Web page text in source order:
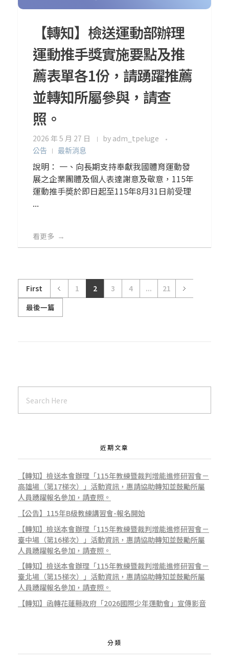
【轉知】檢送運動部辦理
運動推手獎實施要點及推
薦表單各1份，請踴躍推薦
並轉知所屬參與，請查
照。
2026 年 5 月 27 日 by adm_tpeluge
公告 最新消息
說明： 一、向長期支持奉獻我國體育運動發
展之企業團體及個人表達謝意及敬意，115年
運動推手奬於即日起至115年8月31日前受理
...
看更多
First 1 2 3 4 ...
21
最後一篇
近期文章
【轉知】檢送本會辦理「115年教練暨裁判增能進修研習會－
高雄場（第17梯次）」活動資訊，惠請協助轉知並鼓勵所屬
人員踴躍報名參加，請查照。
【公告】115年B級教練講習會-報名開始
【轉知】檢送本會辦理「115年教練暨裁判增能進修研習會－
臺中場（第16梯次）」活動資訊，惠請協助轉知並鼓勵所屬
人員踴躍報名參加，請查照。
【轉知】檢送本會辦理「115年教練暨裁判增能進修研習會－
臺北場（第15梯次）」活動資訊，惠請協助轉知並鼓勵所屬
人員踴躍報名參加，請查照。
【轉知】函轉花蓮縣政府「2026國際少年運動會」宣傳影音
分類